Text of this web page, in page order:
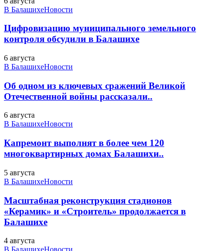
В БалашихеНовости
Цифровизацию муниципального земельного
контроля обсудили в Балашихе
6 августа
В БалашихеНовости
Об одном из ключевых сражений Великой
Отечественной войны рассказали..
6 августа
В БалашихеНовости
Капремонт выполнят в более чем 120
многоквартирных домах Балашихи..
5 августа
В БалашихеНовости
Масштабная реконструкция стадионов
«Керамик» и «Строитель» продолжается в
Балашихе
4 августа